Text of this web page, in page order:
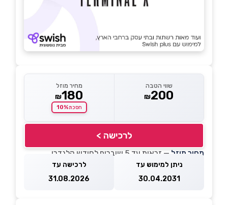
שווי הטבה
₪200
מחיר מוזל
₪180
חסכת10%
לרכישה >
מחיר מוזל — זכאות עד 5 שוברים לחודש קלנדרי
ניתן למימוש עד
30.04.2031
לרכישה עד
31.08.2026